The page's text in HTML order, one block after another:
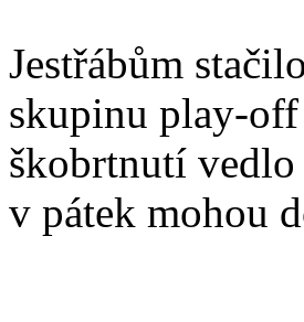
Jestřábům
skupinu play-
škobrtnutí
v pátek mohou